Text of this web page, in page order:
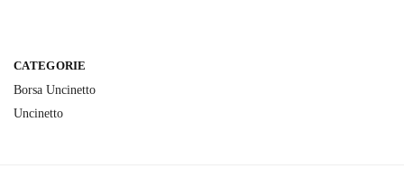
CATEGORIE
Borsa Uncinetto
Uncinetto